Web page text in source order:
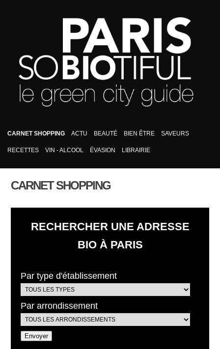
CARNET SHOPPING ACTU BEAUTÉ BIEN ÊTRE SAVEURS
RECETTES VIN - ALCOOL ÉVASION LIBRAIRIE
CARNET SHOPPING
RECHERCHER UNE ADRESSE
BIO À PARIS
Par type d'établissement
Par arrondissement